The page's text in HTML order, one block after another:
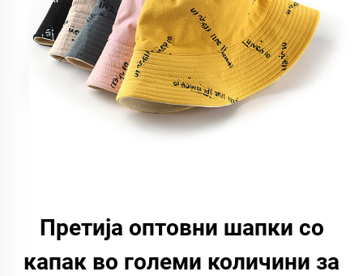
Претија оптовни шапки со
капак во големи количини за